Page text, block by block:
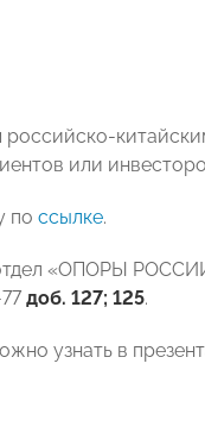
российско-
или
по ссылке.
«ОПОРЫ
доб. 127; 125.
узнать в